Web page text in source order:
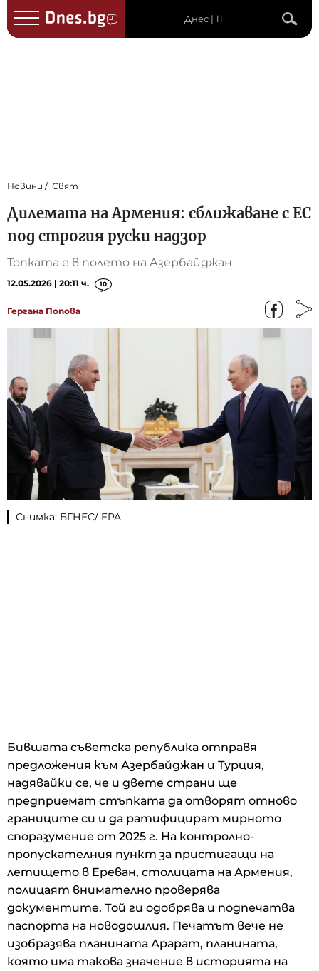
Днес | 11
Новини Свят
Дилемата на Армения: сближаване с ЕС
под строгия руски надзор
Топката е в полето на Азербайджан
12.05.2026 | 20:11 ч. 10
Гергана Попова
Снимка: БГНЕС/ EPA
Бившата съветска република отправя
предложения към Азербайджан и Турция,
надявайки се, че и двете страни ще
предприемат стъпката да отворят отново
границите си и да ратифицират мирното
споразумение от 2025 г. На контролно-
пропускателния пункт за пристигащи на
летището в Ереван, столицата на Армения,
полицаят внимателно проверява
документите. Той ги одобрява и подпечатва
паспорта на новодошлия. Печатът вече не
изобразява планината Арарат, планината,
която има такова значение в историята на